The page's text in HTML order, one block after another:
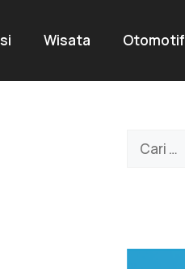
Wisata Otomotif